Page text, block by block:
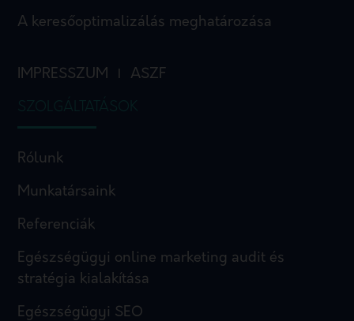
A keresőoptimalizálás meghatározása
IMPRESSZUM ASZF
SZOLGÁLTATÁSOK
Rólunk
Munkatársaink
Referenciák
Egészségügyi online marketing audit és
stratégia kialakítása
Egészségügyi SEO